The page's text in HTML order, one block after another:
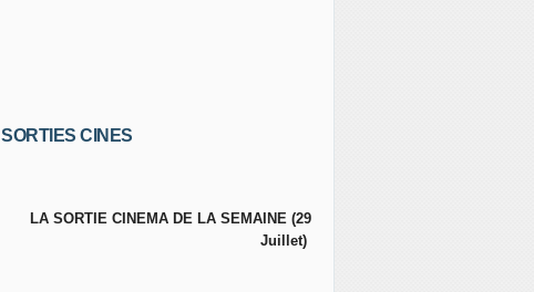
SORTIES CINES
LA SORTIE CINEMA DE LA SEMAINE (29
Juillet)